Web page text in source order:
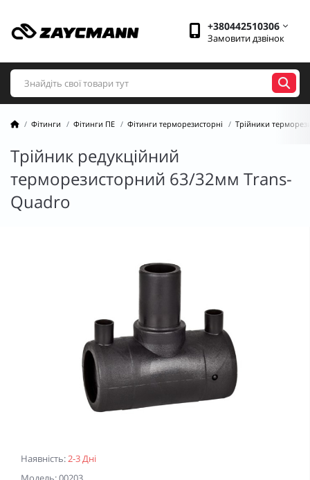
+380442510306
Замовити дзвінок
Фітинги Фітинги ПЕ Фітинги терморезисторні Трійники
Трійник редукційний
терморезисторний 63/32мм Trans-
Quadro
Наявність:2-3 Дні